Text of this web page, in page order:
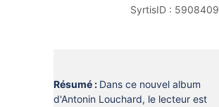
CRÉATHÈQUE
ORDINATEUR
MON COMPTE LECTEUR
SyrtisID : 5908409
Résumé : Dans ce nouvel album
d'Antonin Louchard, le lecteur est